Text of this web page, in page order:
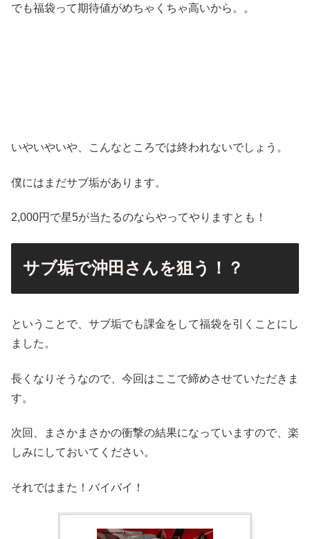
でも福袋って期待値がめちゃくちゃ高いから。。
いやいやいや、こんなところでは終われないでしょう。
僕にはまだサブ垢があります。
2,000円で星5が当たるのならやってやりますとも！
サブ垢で沖田さんを狙う！？
ということで、サブ垢でも課金をして福袋を引くことにし
ました。
長くなりそうなので、今回はここで締めさせていただきま
す。
次回、まさかまさかの衝撃の結果になっていますので、楽
しみにしておいてください。
それではまた！バイバイ！